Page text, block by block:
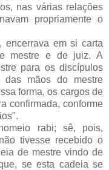
nas várias relações
propriamente o
encerrava em si carta
mestre e de juiz. A
para os discípulos
das mãos do mestre
forma, os cargos de
confirmada, conforme
rabi; sê, pois,
tivesse recebido o
de mestre vindo de
se esta cadeia se